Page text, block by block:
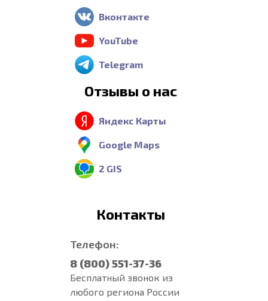
Вконтакте
YouTube
Telegram
Отзывы о нас
Яндекс Карты
Google Maps
2 GIS
Контакты
Телефон:
8 (800) 551-37-36
Бесплатный звонок из
любого региона России